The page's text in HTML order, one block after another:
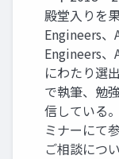
殿堂入りを
Engineers
Engineers
にわたり選
で執筆、勉
信している
ミナーにて
ご相談につ